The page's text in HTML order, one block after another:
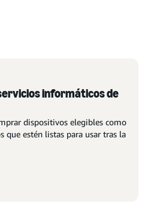
informáticos de
dispositivos elegibles como
que estén listas para usar tras la